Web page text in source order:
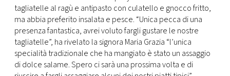
tagliatelle al ragù e antipasto con culatello e gnocco fritto,
ma abbia preferito insalata e pesce. “Unica pecca di una
presenza fantastica, avrei voluto fargli gustare le nostre
tagliatelle”, ha rivelato la signora Maria Grazia “l’unica
specialità tradizionale che ha mangiato è stato un assaggio
di dolce salame. Spero ci sarà una prossima volta e di